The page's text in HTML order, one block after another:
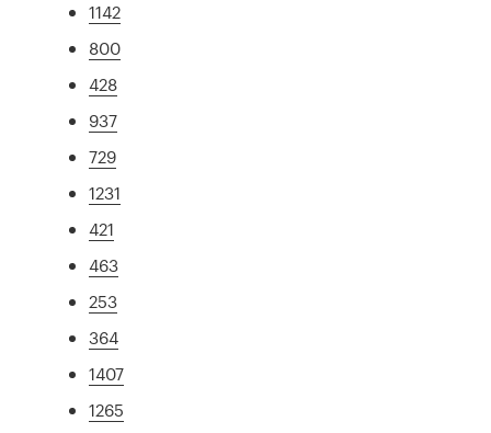
1142
800
428
937
729
1231
421
463
253
364
1407
1265